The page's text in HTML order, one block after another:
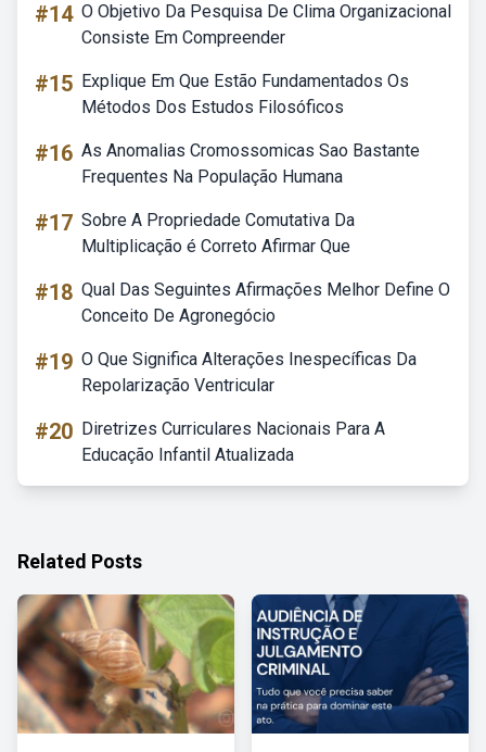
#14 O Objetivo Da Pesquisa De Clima Organizacional
Consiste Em Compreender
#15 Explique Em Que Estão Fundamentados Os
Métodos Dos Estudos Filosóficos
#16 As Anomalias Cromossomicas Sao Bastante
Frequentes Na População Humana
#17 Sobre A Propriedade Comutativa Da
Multiplicação é Correto Afirmar Que
#18 Qual Das Seguintes Afirmações Melhor Define O
Conceito De Agronegócio
#19 O Que Significa Alterações Inespecíficas Da
Repolarização Ventricular
#20 Diretrizes Curriculares Nacionais Para A
Educação Infantil Atualizada
Related Posts